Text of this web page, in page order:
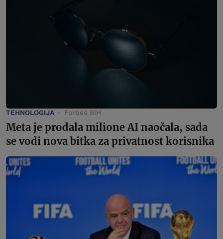
TEHNOLOGIJA Forbes BiH
Meta je prodala milione AI naočala, sada
se vodi nova bitka za privatnost korisnika